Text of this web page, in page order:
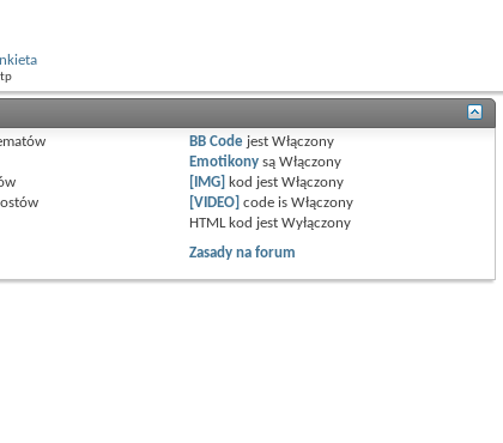
BB Code jestWłączony
Emotikony sąWłączony
[IMG]
kod jestWłączony
[VIDEO] code isWłączony
HTML kod jestWyłączony
Zasady na forum